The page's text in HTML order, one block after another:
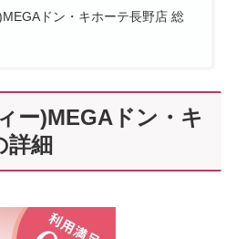
ドン・キホーテ長野店 総
ー)MEGAドン・キ
詳細